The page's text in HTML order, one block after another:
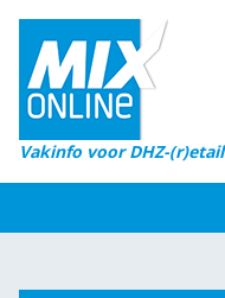
Vakinfo voor DHZ-(r)etail
Home
Magazines
DHZ Sessie
Marktcijfers